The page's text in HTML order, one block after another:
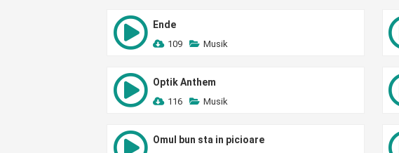
Ende
109 Musik
Optik Anthem
116 Musik
Omul bun sta in picioare